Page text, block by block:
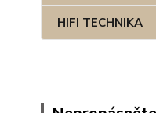
HIFI TECHNIKA